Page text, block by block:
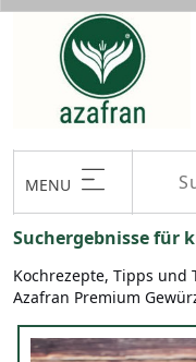
MENU
Suchergebnisse für
Kochrezepte, Tipps und
Azafran Premium